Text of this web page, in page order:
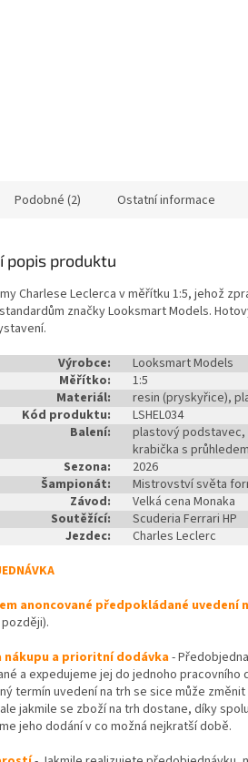
Podobné (2) Ostatní informace
popis produktu
Charlese Leclerca v měřítku 1:5, jehož
značky Looksmart Models.
Výrobce:
Looksmart Models
Měřítko:
1:5
Materiál:
resin (pryskyřice),
Kód produktu:
LSHEL034
Balení:
plastový podstavec,
krabička s průhledem
Sezona:
2026
Šampionát:
Mistrovství světa
Závod:
Velká cena Monaka
Soutěžící:
Scuderia Ferrari HP
Jezdec:
Charles Leclerc
anoncované předpokládané uvedení
nákupu a prioritní dodávka-
a expedujeme jej do jednoho pracovního
termín uvedení na trh se sice může
jakmile se zboží na trh dostane, díky
jeho dodání v co možná nejkratší době.